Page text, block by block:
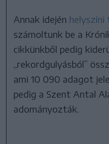
Annak idején helyszíni
számoltunk be a
cikkünkből pedig
„rekordgulyásból”
ami 10 090 adagot
pedig a Szent Antal
adományozták.